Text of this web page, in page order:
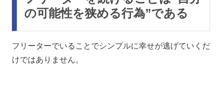
の可能性を狭める行為”である
フリーターでいることでシンプルに幸せが逃げていくだ
けではありません。